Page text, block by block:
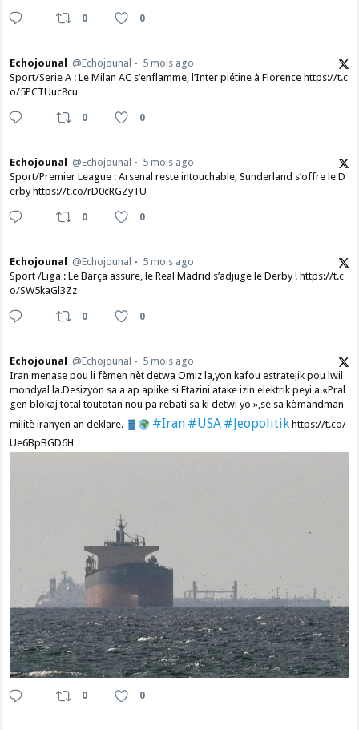
0 0
Echojounal @Echojounal
5 mois ago
Sport/Serie A : Le Milan AC s’enflamme, l’Inter piétine à Florence https://t.c
o/5PCTUuc8cu
0 0
Echojounal @Echojounal
5 mois ago
Sport/Premier League : Arsenal reste intouchable, Sunderland s’offre le D
erby https://t.co/rD0cRGZyTU
0 0
Echojounal @Echojounal
5 mois ago
Sport /Liga : Le Barça assure, le Real Madrid s’adjuge le Derby ! https://t.c
o/SW5kaGl3Zz
0 0
Echojounal @Echojounal
5 mois ago
Iran menase pou li fèmen nèt detwa Omiz la,yon kafou estratejik pou lwil
mondyal la.Desizyon sa a ap aplike si Etazini atake izin elektrik peyi a.​«Pral
gen blokaj total toutotan nou pa rebati sa ki detwi yo »,se sa kòmandman
militè iranyen an deklare.
#Iran #USA #Jeopolitikhttps://t.co/
Ue6BpBGD6H
0 0